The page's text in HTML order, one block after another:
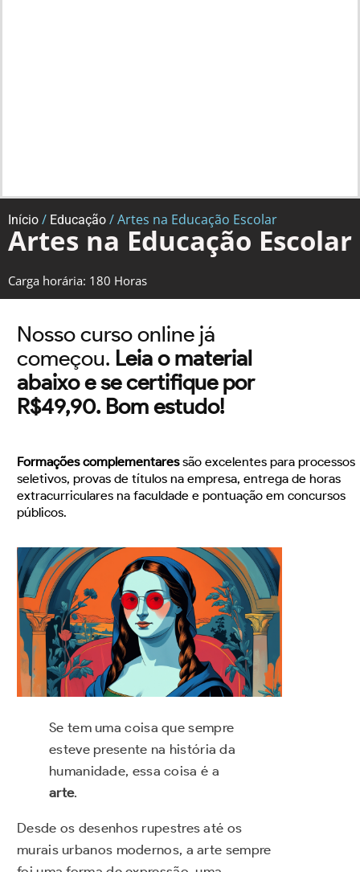
Início / Educação / Artes na Educação Escolar
Artes na Educação Escolar
Carga horária: 180 Horas
Nosso curso online já
começou. Leia o material
abaixo e se certifique por
R$49,90. Bom estudo!
Formações complementaressão excelentes para processos
seletivos, provas de títulos na empresa, entrega de horas
extracurriculares na faculdade e pontuação em concursos
públicos.
Se tem uma coisa que sempre
esteve presente na história da
humanidade, essa coisa é a
arte.
Desde os desenhos rupestres até os
murais urbanos modernos, a arte sempre